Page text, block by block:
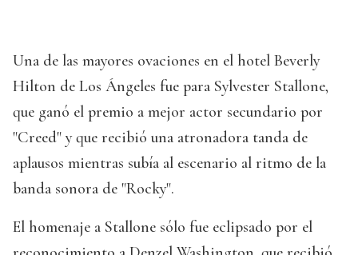
Una de las mayores ovaciones en el hotel Beverly
Hilton de Los Ángeles fue para Sylvester Stallone,
que ganó el premio a mejor actor secundario por
"Creed" y que recibió una atronadora tanda de
aplausos mientras subía al escenario al ritmo de la
banda sonora de "Rocky".
El homenaje a Stallone sólo fue eclipsado por el